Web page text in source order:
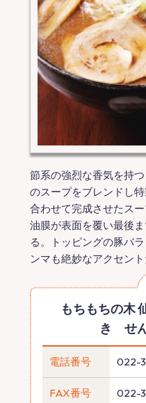
節系の強烈な香気を持
のスープをブレンドし
合わせて完成させたス
油膜が表面を覆い最後
る。トッピングの豚バ
ンマも絶妙なアクセント
もちもちの木
き せん
電話番号 022-
FAX番号 022-